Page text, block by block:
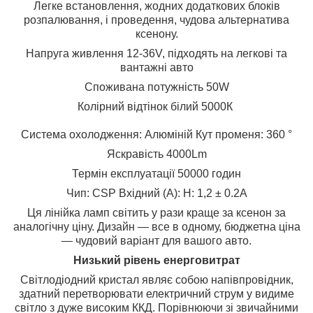
Легке встановлення, жодних додаткових блоків
розпалювання, і проведення, чудова альтернатива
ксенону.
Напруга живлення 12-36V, підходять на легкові та
вантажні авто
Споживана потужність 50W
Колірний відтінок білий 5000К
Система охолодження: Алюміній Кут променя: 360 °
Яскравість 4000Lm
Термін експлуатації 50000 годин
Чип: CSP Вхідний (А): Н: 1,2 ± 0.2A
Ця лінійка ламп світить у рази краще за ксенон за
аналогічну ціну. Дизайн — все в одному, бюджетна ціна
— чудовий варіант для вашого авто.
Низький рівень енерговитрат
Світлодіодний кристал являє собою напівпровідник,
здатний перетворювати електричний струм у видиме
світло з дуже високим ККД. Порівнюючи зі звичайними